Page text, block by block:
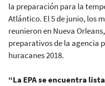
la preparación para la
Atlántico. El 5 de junio, los
reunieron en Nueva
preparativos de la agencia
huracanes 2018.
“La EPA se encuentra